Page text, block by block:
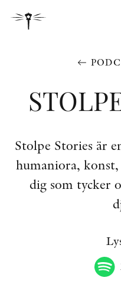
Stolpe Stories är
humaniora,
dig som tycker